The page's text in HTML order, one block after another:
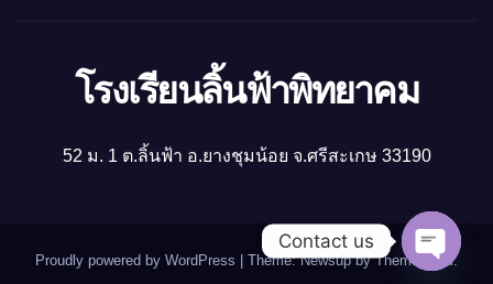
โรงเรียนลิ้นฟ้าพิทยาคม
52 ม. 1 ต.ลิ้นฟ้า อ.ยางชุมน้อย จ.ศรีสะเกษ 33190
Proudly powered by WordPress | Theme: Newsup byThemeansar.
Contact us